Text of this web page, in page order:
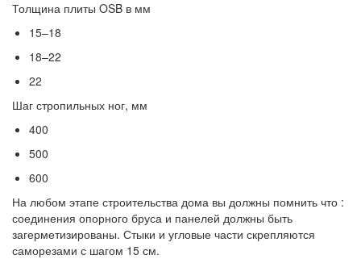
Толщина плиты OSB в мм
15–18
18–22
22
Шаг стропильных ног, мм
400
500
600
На любом этапе строительства дома вы должны помнить что :
соединения опорного бруса и панелей должны быть
загерметизированы. Стыки и угловые части скрепляются
саморезами с шагом 15 см.